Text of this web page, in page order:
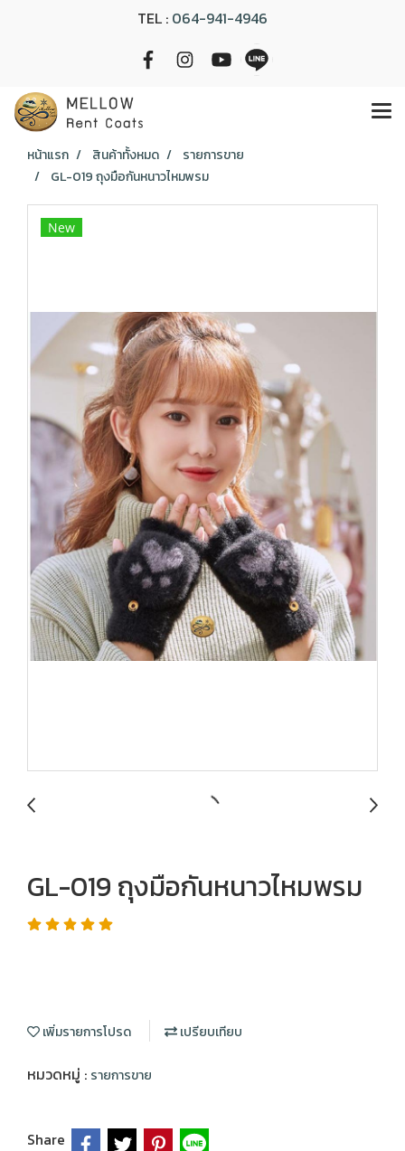
TEL : 064-941-4946
หน้าแรก สินค้าทั้งหมด
รายการขาย
GL-019 ถุงมือกันหนาวไหมพรม
New
GL-019 ถุงมือกันหนาวไหมพรม
เพิ่มรายการโปรด เปรียบเทียบ
หมวดหมู่ : รายการขาย
Share